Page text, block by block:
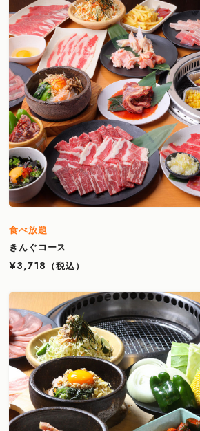
食べ放題
きんぐコース
¥3,718
（税込）